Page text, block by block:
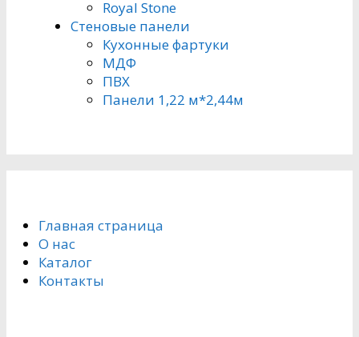
Royal Stone
Стеновые панели
Кухонные фартуки
МДФ
ПВХ
Панели 1,22 м*2,44м
Главная страница
О нас
Каталог
Контакты